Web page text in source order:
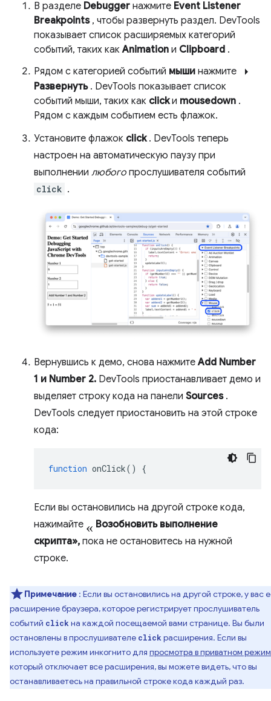
В разделе Debugger нажмите Event Listener
Breakpoints, чтобы развернуть раздел. DevTools
показывает список расширяемых категорий
событий, таких какAnimation и Clipboard .
Рядом с категорией событий мыши нажмите arrow_right
Развернуть. DevTools показывает список
событий мыши, таких как clickи mousedown .
Рядом с каждым событием есть флажок.
Установите флажок click. DevTools теперь
настроен на автоматическую паузу при
выполнении любого прослушивателя событий
click .
Вернувшись к демо, снова нажмитеAdd Number
1 и Number 2. DevTools приостанавливает демо и
выделяет строку кода на панели Sources.
DevTools следует приостановить на этой строке
кода:
function onClick() {
Если вы остановились на другой строке кода,
нажимайте « Возобновить выполнение
скрипта», пока не остановитесь на нужной
строке.
Примечание : Если вы остановились на другой строке, у вас
расширение браузера, которое регистрирует прослушиватель
событий click на каждой посещаемой вами странице. Вы были
остановлены в прослушивателе click расширения. Если вы
используете режим инкогнито для просмотра в приватном
который отключает все расширения, вы можете видеть, что вы
останавливаетесь на правильной строке кода каждый раз.